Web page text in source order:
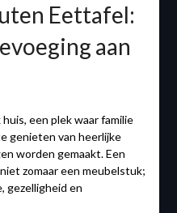
Eettafel:
aan
een plek waar familie
genieten van heerlijke
worden gemaakt. Een
zomaar een meubelstuk;
gezelligheid en